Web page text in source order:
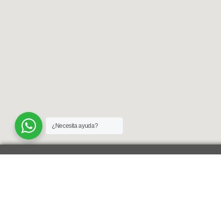
¿Necesita ayuda?